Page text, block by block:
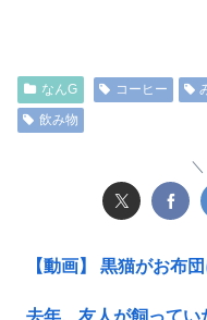
なんG コーヒー
飲み物
【動画】 黒猫がお布